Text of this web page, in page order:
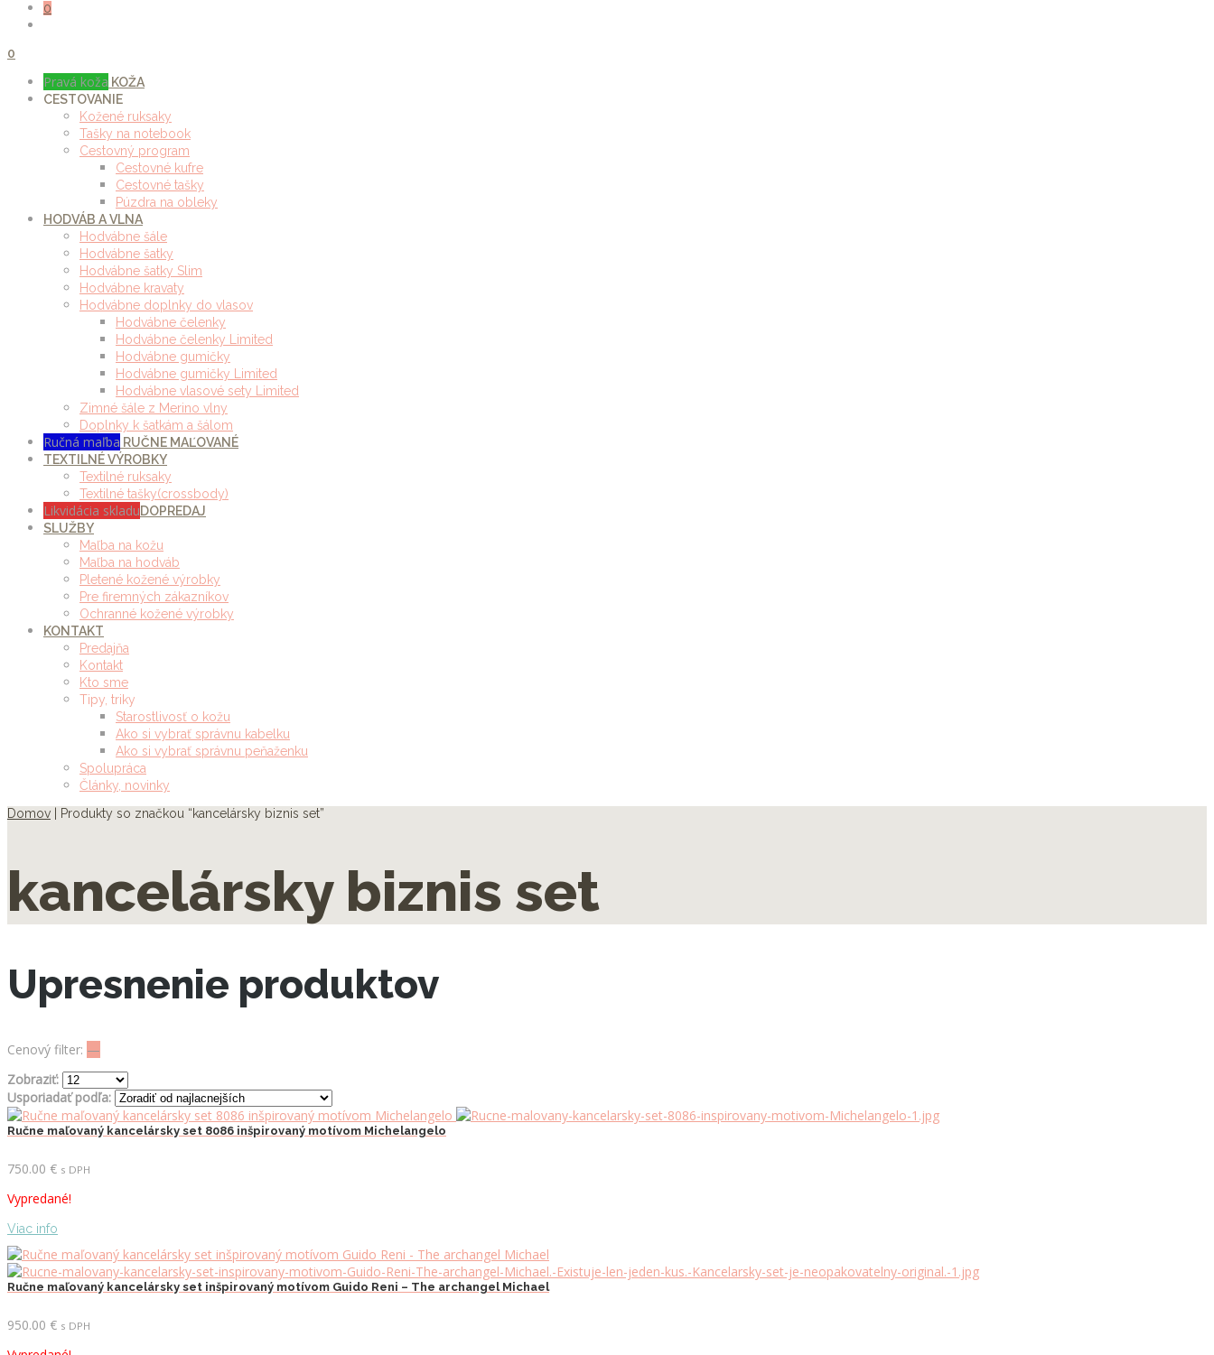
0
0
Pravá koža KOŽA
CESTOVANIE
Kožené ruksaky
Tašky na notebook
Cestovný program
Cestovné kufre
Cestovné tašky
Púzdra na obleky
HODVÁB A VLNA
Hodvábne šále
Hodvábne šatky
Hodvábne šatky Slim
Hodvábne kravaty
Hodvábne doplnky do vlasov
Hodvábne čelenky
Hodvábne čelenky Limited
Hodvábne gumičky
Hodvábne gumičky Limited
Hodvábne vlasové sety Limited
Zimné šále z Merino vlny
Doplnky k šatkám a šálom
Ručná maľba RUČNE MAĽOVANÉ
TEXTILNÉ VÝROBKY
Textilné ruksaky
Textilné tašky(crossbody)
Likvidácia skladuDOPREDAJ
SLUŽBY
Maľba na kožu
Maľba na hodváb
Pletené kožené výrobky
Pre firemných zákazníkov
Ochranné kožené výrobky
KONTAKT
Predajňa
Kontakt
Kto sme
Tipy, triky
Starostlivosť o kožu
Ako si vybrať správnu kabelku
Ako si vybrať správnu peňaženku
Spolupráca
Články, novinky
Domov | Produkty so značkou “kancelársky biznis set”
kancelársky biznis set
Upresnenie produktov
Cenový filter: —
Zobraziť:
Usporiadať podľa:
Ručne maľovaný kancelársky set 8086 inšpirovaný motívom Michelangelo
750.00 € s DPH
Vypredané!
Viac info
Ručne maľovaný kancelársky set inšpirovaný motívom Guido Reni – The archangel Michael
950.00 € s DPH